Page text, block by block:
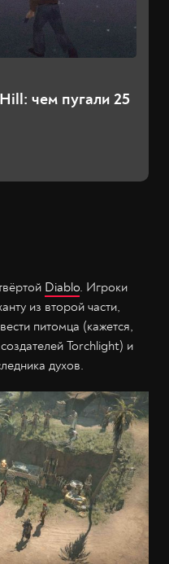
чем пугали 25
Diablo. Игроки
из второй части,
питомца (кажется,
Torchlight) и
духов.